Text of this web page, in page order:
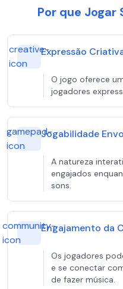
Por que Jogar
creative-
icon
Expressão
O jogo oferece
jogadores
gamepad-
icon
Jogabilidade
A natureza
engajados
sons.
community-
icon
Engajamento da
Os jogadores
e se conectar
de fazer música.